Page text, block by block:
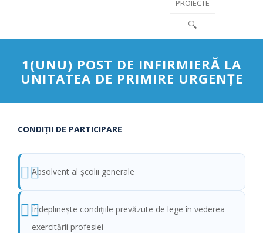
PROIECTE
🔍
1(UNU) POST DE INFIRMIERĂ LA
UNITATEA DE PRIMIRE URGENȚE
CONDIŢII DE PARTICIPARE
Absolvent al şcolii generale
Îndeplineşte condiţiile prevăzute de lege în vederea
exercitării profesiei